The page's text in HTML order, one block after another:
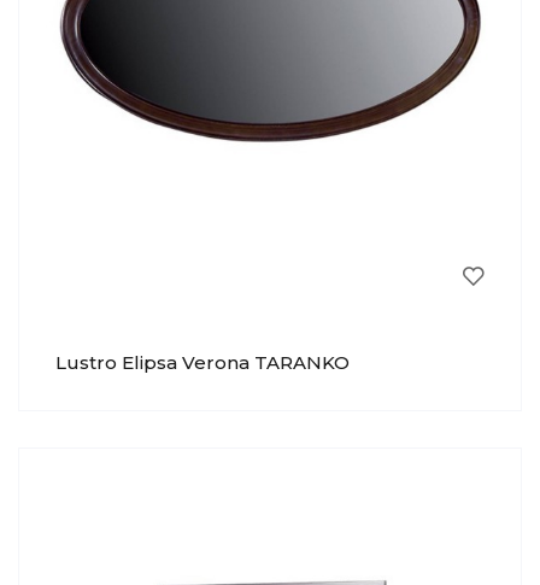
Lustro Elipsa Verona TARANKO